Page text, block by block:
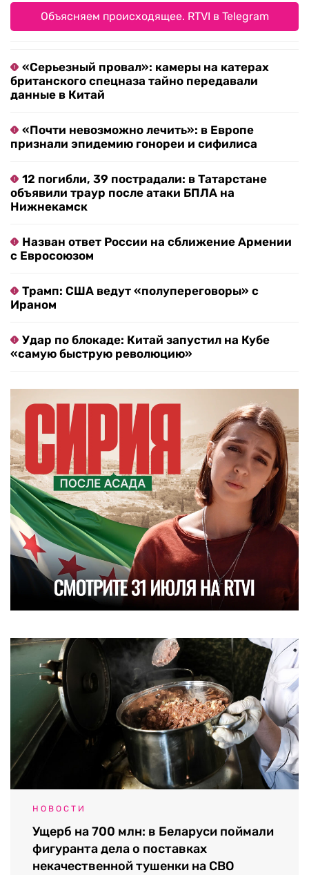
Объясняем происходящее. RTVI в Telegram
«Серьезный провал»: камеры на катерах
британского спецназа тайно передавали
данные в Китай
«Почти невозможно лечить»: в Европе
признали эпидемию гонореи и сифилиса
12 погибли, 39 пострадали: в Татарстане
объявили траур после атаки БПЛА на
Нижнекамск
Назван ответ России на сближение Армении
с Евросоюзом
Трамп: США ведут «полупереговоры» с
Ираном
Удар по блокаде: Китай запустил на Кубе
«самую быструю революцию»
НОВОСТИ
Ущерб на 700 млн: в Беларуси поймали
фигуранта дела о поставках
некачественной тушенки на СВО